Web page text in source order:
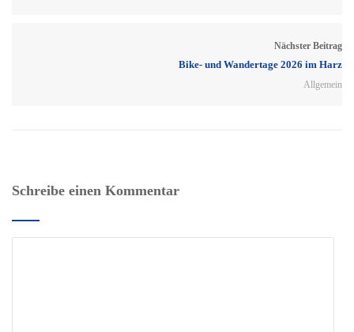
Nächster Beitrag
Bike- und Wandertage 2026 im Harz
Allgemein
Schreibe einen Kommentar